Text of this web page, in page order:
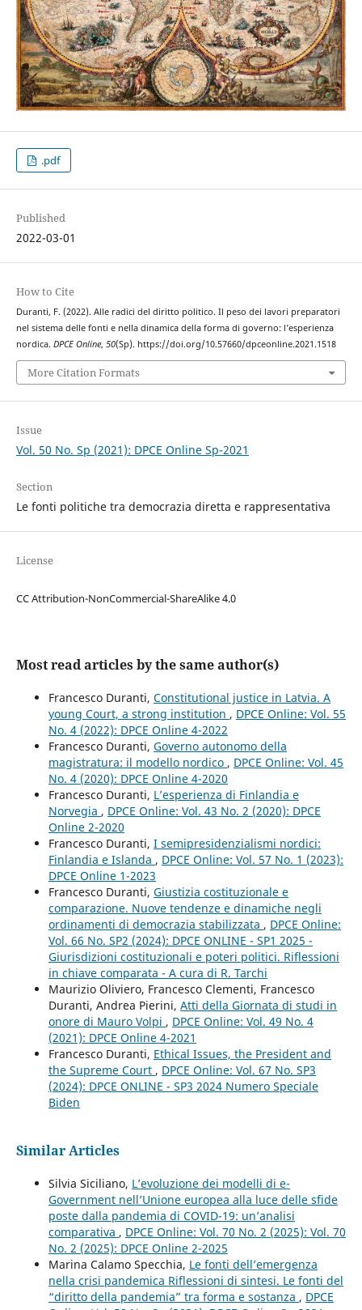
.pdf
Published
2022-03-01
How to Cite
Duranti, F. (2022). Alle radici del diritto politico. Il peso dei lavori preparatori
nel sistema delle fonti e nella dinamica della forma di governo: l’esperienza
nordica. DPCE Online, 50(Sp). https://doi.org/10.57660/dpceonline.2021.1518
More Citation Formats
Issue
Vol. 50 No. Sp (2021): DPCE Online Sp-2021
Section
Le fonti politiche tra democrazia diretta e rappresentativa
License
CC Attribution-NonCommercial-ShareAlike 4.0
Most read articles by the same author(s)
Francesco Duranti, Constitutional justice in Latvia. A
young Court, a strong institution , DPCE Online: Vol. 55
No. 4 (2022): DPCE Online 4-2022
Francesco Duranti, Governo autonomo della
magistratura: il modello nordico , DPCE Online: Vol. 45
No. 4 (2020): DPCE Online 4-2020
Francesco Duranti, L’esperienza di Finlandia e
Norvegia , DPCE Online: Vol. 43 No. 2 (2020): DPCE
Online 2-2020
Francesco Duranti, I semipresidenzialismi nordici:
Finlandia e Islanda , DPCE Online: Vol. 57 No. 1 (2023):
DPCE Online 1-2023
Francesco Duranti, Giustizia costituzionale e
comparazione. Nuove tendenze e dinamiche negli
ordinamenti di democrazia stabilizzata , DPCE Online:
Vol. 66 No. SP2 (2024): DPCE ONLINE - SP1 2025 -
Giurisdizioni costituzionali e poteri politici. Riflessioni
in chiave comparata - A cura di R. Tarchi
Maurizio Oliviero, Francesco Clementi, Francesco
Duranti, Andrea Pierini, Atti della Giornata di studi in
onore di Mauro Volpi , DPCE Online: Vol. 49 No. 4
(2021): DPCE Online 4-2021
Francesco Duranti, Ethical Issues, the President and
the Supreme Court , DPCE Online: Vol. 67 No. SP3
(2024): DPCE ONLINE - SP3 2024 Numero Speciale
Biden
Similar Articles
Silvia Siciliano, L’evoluzione dei modelli di e-
Government nell’Unione europea alla luce delle sfide
poste dalla pandemia di COVID-19: un’analisi
comparativa , DPCE Online: Vol. 70 No. 2 (2025): Vol. 70
No. 2 (2025): DPCE Online 2-2025
Marina Calamo Specchia, Le fonti dell’emergenza
nella crisi pandemica Riflessioni di sintesi. Le fonti del
“diritto della pandemia” tra forma e sostanza , DPCE